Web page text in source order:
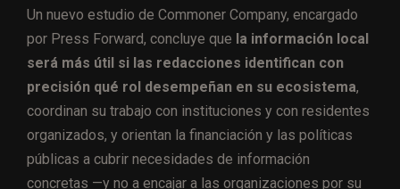
Un nuevo estudio de Commoner Company, encargado
por Press Forward, concluye que la información local
será más útil si las redacciones identifican con
precisión qué rol desempeñan en su ecosistema,
coordinan su trabajo con instituciones y con residentes
organizados, y orientan la financiación y las políticas
públicas a cubrir necesidades de información
concretas —y no a encajar a las organizaciones por su